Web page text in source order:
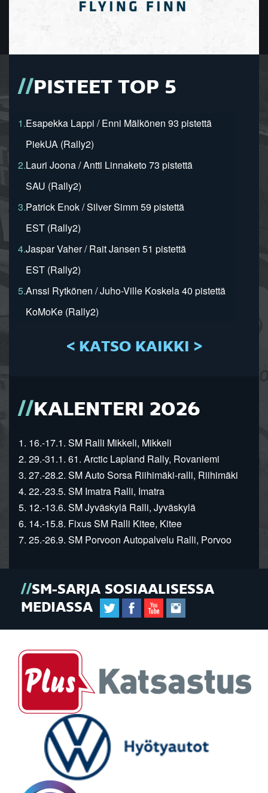
PISTEET TOP 5
1.Esapekka Lappi / Enni Mälkönen 93 pistettä
PiekUA (Rally2)
2.Lauri Joona / Antti Linnaketo 73 pistettä
SAU (Rally2)
3.Patrick Enok / Silver Simm 59 pistettä
EST (Rally2)
4.Jaspar Vaher / Rait Jansen 51 pistettä
EST (Rally2)
5.Anssi Rytkönen / Juho-Ville Koskela 40 pistettä
KoMoKe (Rally2)
< KATSO KAIKKI >
KALENTERI 2026
1. 16.-17.1. SM Ralli Mikkeli, Mikkeli
2. 29.-31.1. 61. Arctic Lapland Rally, Rovaniemi
3. 27.-28.2. SM Auto Sorsa Riihimäki-ralli, Riihimäki
4. 22.-23.5. SM Imatra Ralli, Imatra
5. 12.-13.6. SM Jyväskylä Ralli, Jyväskylä
6. 14.-15.8. Fixus SM Ralli Kitee, Kitee
7. 25.-26.9. SM Porvoon Autopalvelu Ralli, Porvoo
SM-SARJA SOSIAALISESSA
MEDIASSA